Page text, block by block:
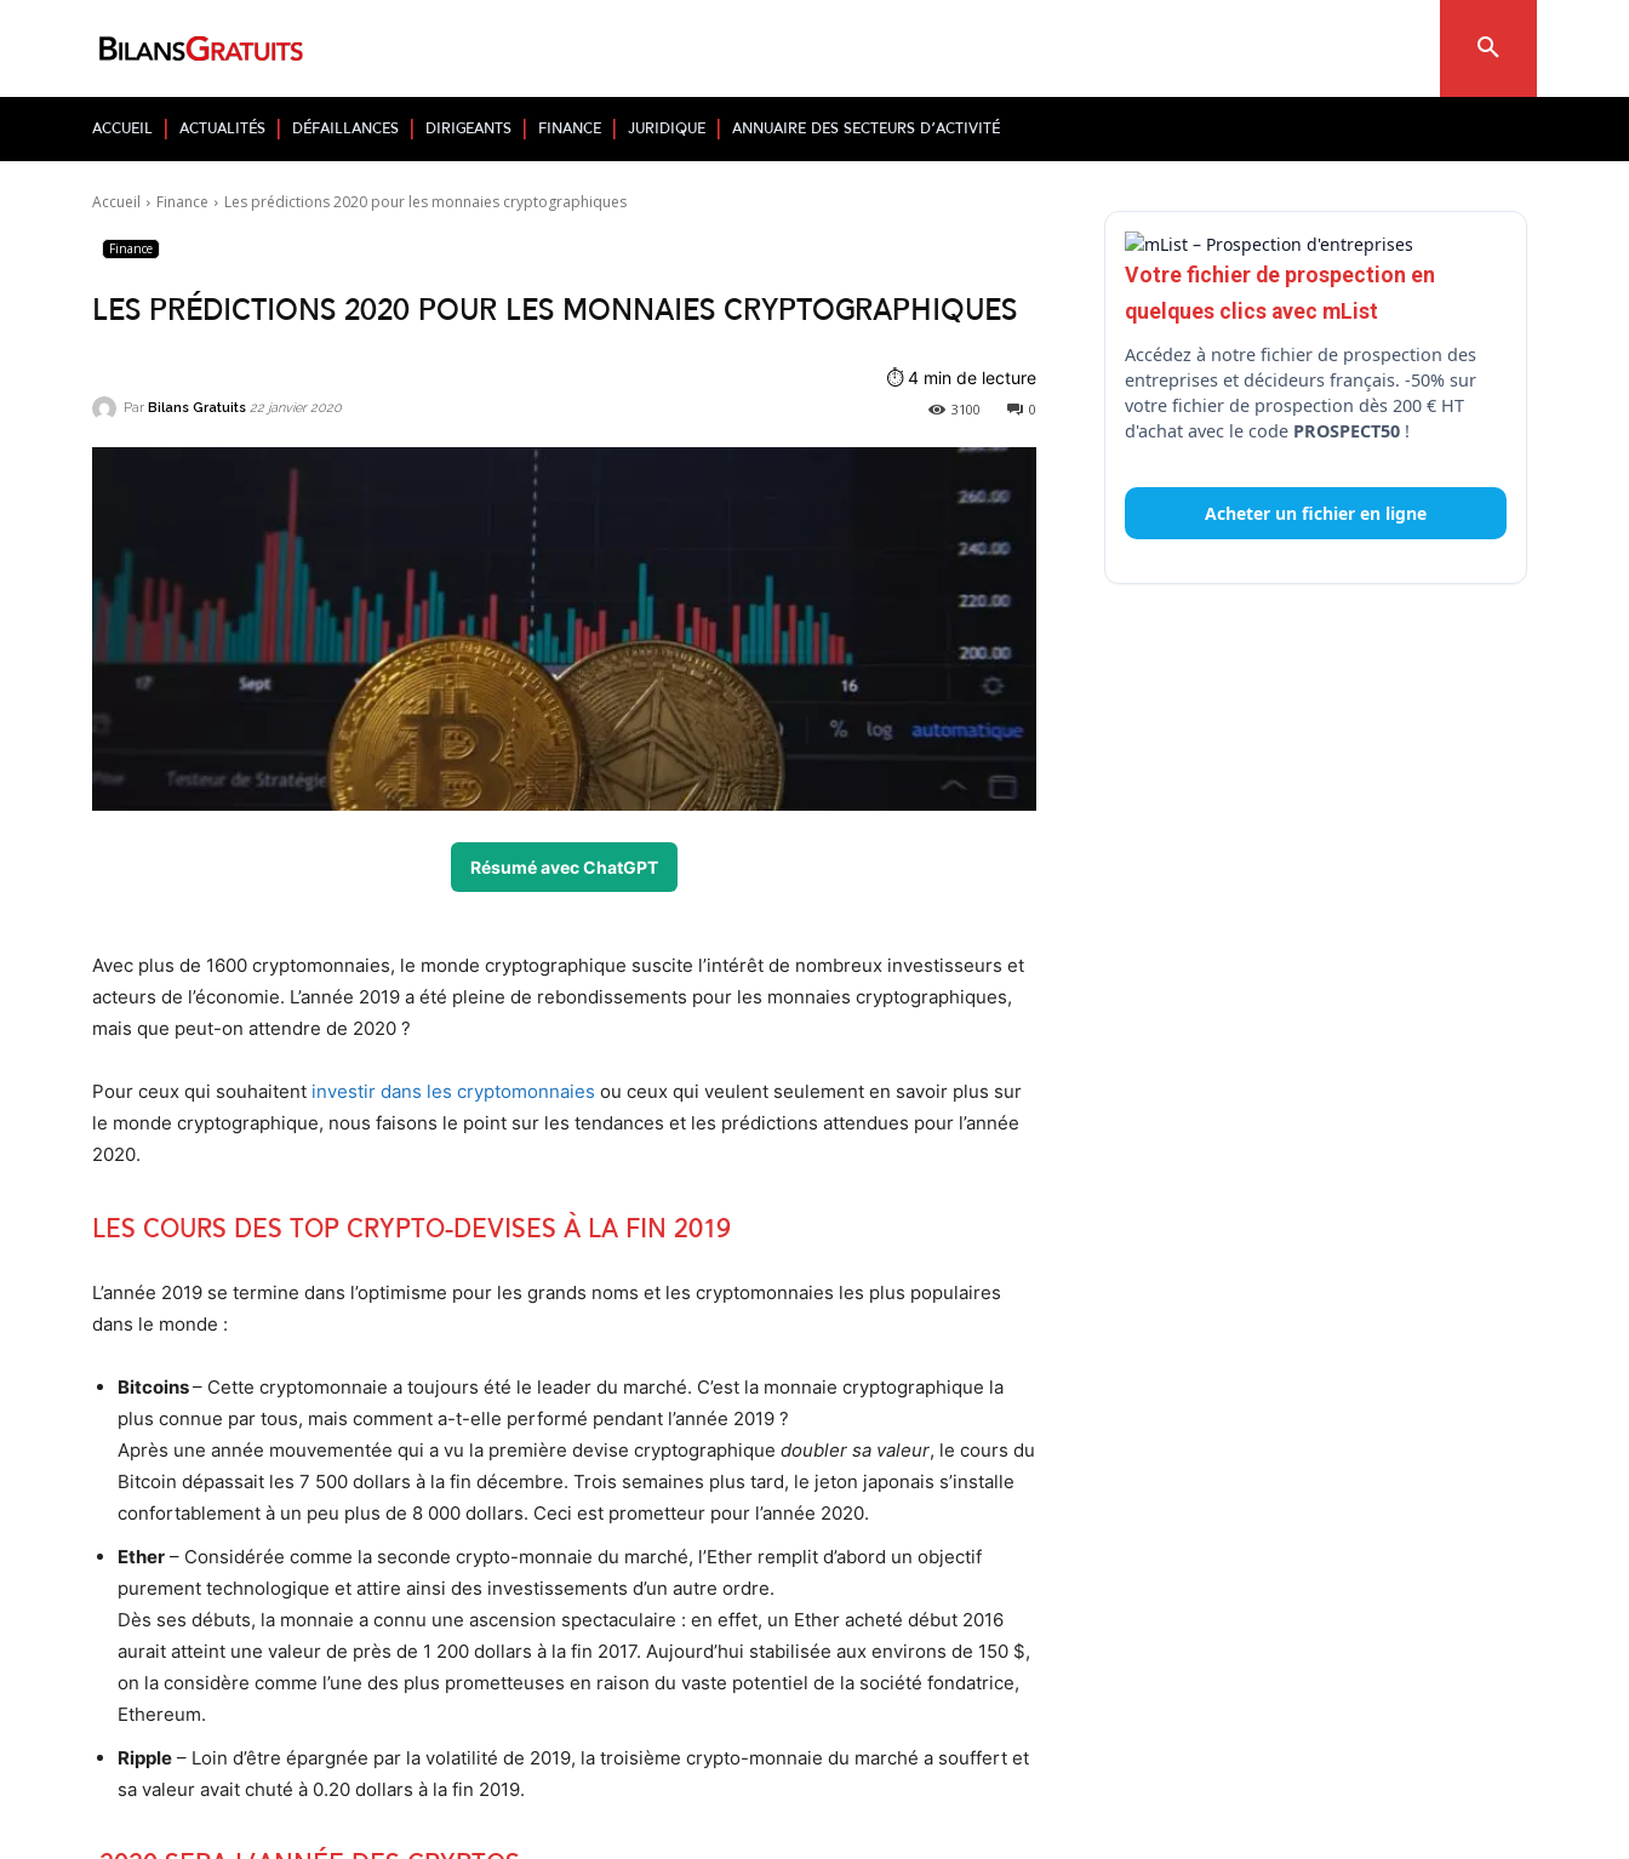
Accueil Actualités Défaillances Dirigeants Finance Juridique Annuaire des secteurs d’activité
Accueil Finance Les prédictions 2020 pour les monnaies cryptographiques
Finance
Les prédictions 2020 pour les monnaies cryptographiques
⏱4 min de lecture
Par Bilans Gratuits 22 janvier 2020 0
3100
Résumé avec ChatGPT
Avec plus de 1600 cryptomonnaies, le monde cryptographique suscite l’intérêt de nombreux investisseurs et
acteurs de l’économie. L’année 2019 a été pleine de rebondissements pour les monnaies cryptographiques,
mais que peut-on attendre de 2020 ?
Pour ceux qui souhaitent investir dans les cryptomonnaies ou ceux qui veulent seulement en savoir plus sur
le monde cryptographique, nous faisons le point sur les tendances et les prédictions attendues pour l’année
2020.
Les cours des top crypto-devises à la fin 2019
L’année 2019 se termine dans l’optimisme pour les grands noms et les cryptomonnaies les plus populaires
dans le monde :
Bitcoins– Cette cryptomonnaie a toujours été le leader du marché. C’est la monnaie cryptographique la
plus connue par tous, mais comment a-t-elle performé pendant l’année 2019 ?
Après une année mouvementée qui a vu la première devise cryptographique doubler sa valeur, le cours du
Bitcoin dépassait les 7 500 dollars à la fin décembre. Trois semaines plus tard, le jeton japonais s’installe
confortablement à un peu plus de 8 000 dollars. Ceci est prometteur pour l’année 2020.
Ether – Considérée comme la seconde crypto-monnaie du marché, l’Ether remplit d’abord un objectif
purement technologique et attire ainsi des investissements d’un autre ordre.
Dès ses débuts, la monnaie a connu une ascension spectaculaire : en effet, un Ether acheté début 2016
aurait atteint une valeur de près de 1 200 dollars à la fin 2017. Aujourd’hui stabilisée aux environs de 150 $,
on la considère comme l’une des plus prometteuses en raison du vaste potentiel de la société fondatrice,
Ethereum.
Ripple – Loin d’être épargnée par la volatilité de 2019, la troisième crypto-monnaie du marché a souffert et
sa valeur avait chuté à 0.20 dollars à la fin 2019.
Votre fichier de prospection en
quelques clics avec mList
Accédez à notre fichier de prospection des
entreprises et décideurs français. -50% sur
votre fichier de prospection dès 200 € HT
d'achat avec le code PROSPECT50!
Acheter un fichier en ligne